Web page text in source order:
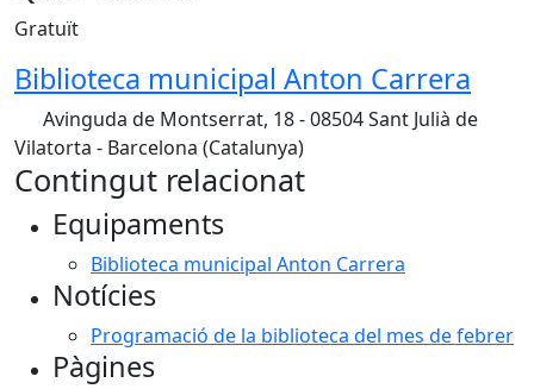
Gratuït
Biblioteca municipal Anton Carrera
Avinguda de Montserrat, 18 - 08504 Sant Julià de
Vilatorta - Barcelona (Catalunya)
Contingut relacionat
Equipaments
Biblioteca municipal Anton Carrera
Notícies
Programació de la biblioteca del mes de febrer
Pàgines